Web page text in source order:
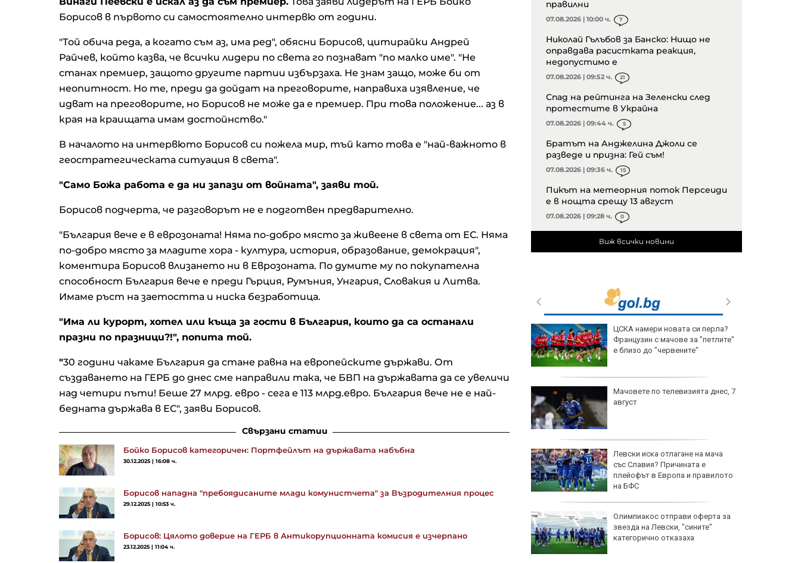
Борисов в първото си самостоятелно интервю от години.
"Той обича реда, а когато съм аз, има ред", обясни Борисов, цитирайки Андрей
Райчев, който казва, че всички лидери по света го познават "по малко име". "Не
станах премиер, защото другите партии избързаха. Не знам защо, може би от
неопитност. Но те, преди да дойдат на преговорите, направиха изявление, че
идват на преговорите, но Борисов не може да е премиер. При това положение... аз в
края на краищата имам достойнство."
В началото на интервюто Борисов си пожела мир, тъй като това е "най-важното в
геостратегическата ситуация в света".
"Само Божа работа е да ни запази от войната", заяви той.
Борисов подчерта, че разговорът не е подготвен предварително.
"България вече е в еврозоната! Няма по-добро място за живеене в света от ЕС. Няма
по-добро място за младите хора - култура, история, образование, демокрация",
коментира Борисов влизането ни в Еврозоната. По думите му по покупателна
способност България вече е преди Гърция, Румъния, Унгария, Словакия и Литва.
Имаме ръст на заетостта и ниска безработица.
"Има ли курорт, хотел или къща за гости в България, които да са останали
празни по празници?!", попита той.
"30 години чакаме България да стане равна на европейските държави. От
създаването на ГЕРБ до днес сме направили така, че БВП на държавата да се увеличи
над четири пъти! Беше 27 млрд. евро - сега е 113 млрд.евро. България вече не е най-
бедната държава в ЕС", заяви Борисов.
Свързани статии
Бойко Борисов категоричен: Портфейлът на държавата набъбна
30.12.2025 | 16:08 ч.
Борисов нападна "пребоядисаните млади комунистчета" за Възродителния процес
29.12.2025 | 10:53 ч.
Борисов: Цялото доверие на ГЕРБ в Антикорупционната комисия е изчерпано
23.12.2025 | 11:04 ч.
правилни
07.08.2026 | 10:00 ч. 7
Николай Гълъбов за Банско: Нищо не
оправдава расистката реакция,
недопустимо е
07.08.2026 | 09:52 ч. 21
Спад на рейтинга на Зеленски след
протестите в Украйна
07.08.2026 | 09:44 ч. 5
Братът на Анджелина Джоли се
разведе и призна: Гей съм!
07.08.2026 | 09:36 ч. 15
Пикът на метеорния поток Персеиди
е в нощта срещу 13 август
07.08.2026 | 09:28 ч. 0
Виж всички новини
Lyft отчита рекордни
резервации, но по-големите
Ръстът на китайския износ през
подкрепен от AI бума
Петролът продължава да
поскъпва след съобщения за
геополитическите рискове на
пазарите
Нови пожари избухнаха в Гърция,
Магнитна буря връхлита Земята
Ужасяващи СНИМКИ след
Русия
ЦСКА намери новата си перла?
Французин с мачове за "петлите"
е близо до "червените"
Мачовете по телевизията днес, 7
август
Левски иска отлагане на мача
със Славия? Причината е
плейофът в Европа и правилото
на БФС
Олимпиакос отправи оферта за
звезда на Левски, "сините"
категорично отказаха